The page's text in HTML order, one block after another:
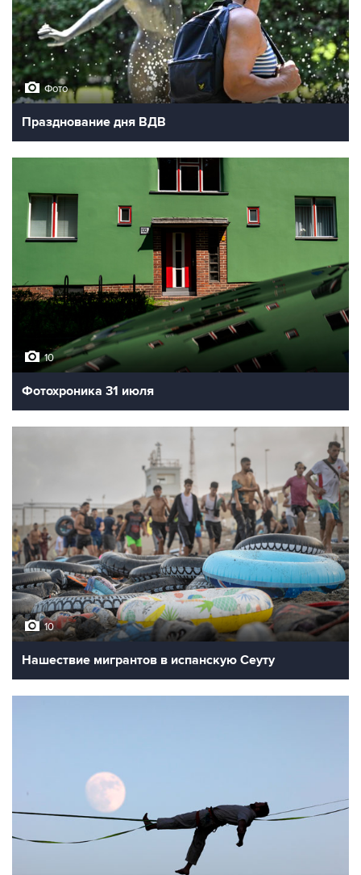
Фото
Празднование дня ВДВ
10
Фотохроника 31 июля
10
Нашествие мигрантов в испанскую Сеуту